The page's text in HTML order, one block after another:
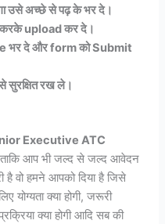
उसे अच्छे से पढ़ के भर दे।
upload कर दे।
दे और form को Submit
सुरक्षित रख ले।
Executive ATC
ताकि आप भी जल्द से जल्द आवेदन
वो हमने आपको दिया है जिसे
क्या होगी, जरूरी
क्या होगी आदि सब की